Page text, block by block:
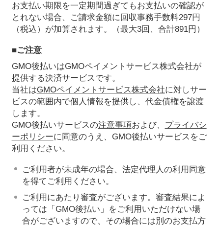
お支払い期限を一定期間過ぎてもお支払いの確認が
とれない場合、ご請求金額に回収事務手数料297円
（税込）が加算されます。（最大3回、合計891円）
■ご注意
GMO後払いはGMOペイメントサービス株式会社が
提供する決済サービスです。
当社はGMOペイメントサービス株式会社に対しサー
ビスの範囲内で個人情報を提供し、代金債権を譲渡
します。
GMO後払いサービスの注意事項および、 プライバシ
ーポリシーに同意のうえ、GMO後払いサービスをご
利用ください。
ご利用者が未成年の場合、法定代理人の利用同意
を得てご利用ください。
ご利用にあたり審査がございます。審査結果によ
っては「GMO後払い」をご利用いただけない場
合がございますので、その場合には別のお支払方